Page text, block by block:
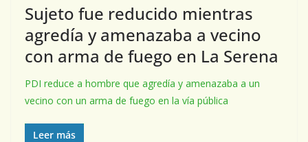
Sujeto fue reducido mientras
agredía y amenazaba a vecino
con arma de fuego en La Serena
PDI reduce a hombre que agredía y amenazaba a un
vecino con un arma de fuego en la vía pública
Leer más